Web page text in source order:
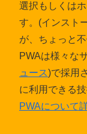
選択もしくは
す。(インスト
が、ちょっと
PWAは様々な
ュース)で採用
に利用できる技
PWAについて